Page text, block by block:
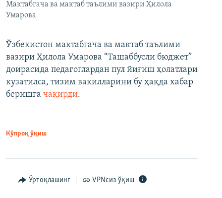
Мактабгача ва мактаб таълими вазири Ҳилола
Умарова
Ўзбекистон мактабгача ва мактаб таълими
вазири Ҳилола Умарова “Ташаббусли бюджет”
доирасида педагоглардан пул йиғиш ҳолатлари
кузатилса, тизим вакилларини бу ҳақда хабар
беришга чақирди.
Кўпроқ ўқиш
Ўртоқлашинг VPNсиз ўқиш